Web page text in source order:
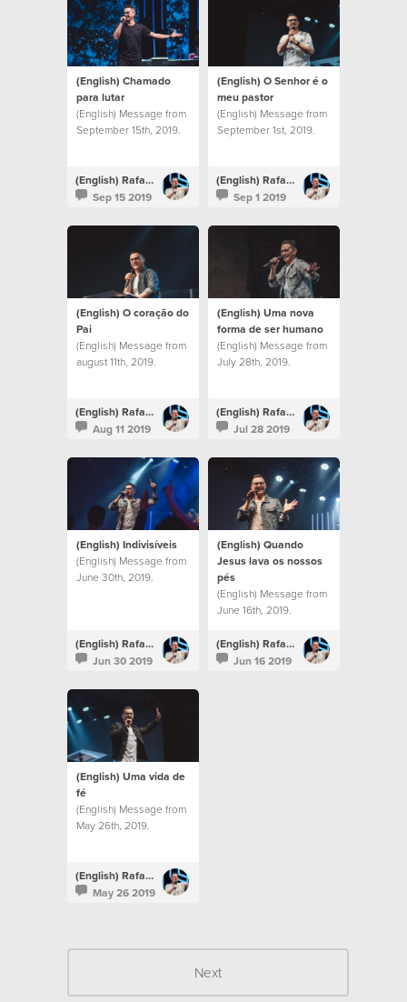
(English) Chamado
para lutar
(English) Message from
September 15th, 2019.
(English) Rafael Bitencourt
Sep 15 2019
(English) O Senhor é o
meu pastor
(English) Message from
September 1st, 2019.
(English) Rafael Bitencourt
Sep 1 2019
(English) O coração do
Pai
(English) Message from
august 11th, 2019.
(English) Rafael Bitencourt
Aug 11 2019
(English) Uma nova
forma de ser humano
(English) Message from
July 28th, 2019.
(English) Rafael Bitencourt
Jul 28 2019
(English) Indivisíveis
(English) Message from
June 30th, 2019.
(English) Rafael Bitencourt
Jun 30 2019
(English) Quando
Jesus lava os nossos
pés
(English) Message from
June 16th, 2019.
(English) Rafael Bitencourt
Jun 16 2019
(English) Uma vida de
fé
(English) Message from
May 26th, 2019.
(English) Rafael Bitencourt
May 26 2019
Next